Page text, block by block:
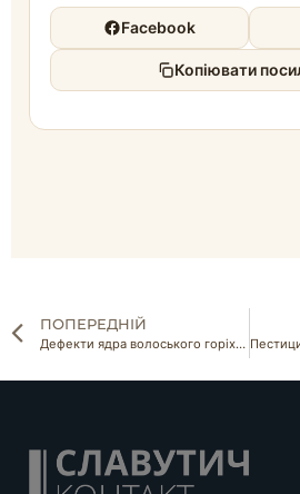
Facebook
Копіювати
ПОПЕРЕДНІЙ
Дефекти ядра волоського горіха: які вади бракують партію під час сортування